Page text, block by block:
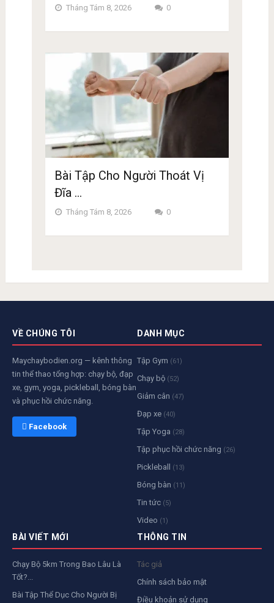
Tháng Tám 8, 2026 0
Bài Tập Cho Người Thoát Vị
Đĩa …
Tháng Tám 8, 2026 0
VỀ CHÚNG TÔI
Maychaybodien.org — kênh thông
tin thể thao tổng hợp: chạy bộ, đạp
xe, gym, yoga, pickleball, bóng bàn
và phục hồi chức năng.
 Facebook
DANH MỤC
Tập Gym (61)
Chạy bộ (52)
Giảm cân (47)
Đạp xe (40)
Tập Yoga (28)
Tập phục hồi chức năng (26)
Pickleball (13)
Bóng bàn (11)
Tin tức (5)
Video (1)
BÀI VIẾT MỚI
Chạy Bộ 5km Trong Bao Lâu Là
Tốt?...
Bài Tập Thể Dục Cho Người Bị
THÔNG TIN
Tác giả
Chính sách bảo mật
Điều khoản sử dụng